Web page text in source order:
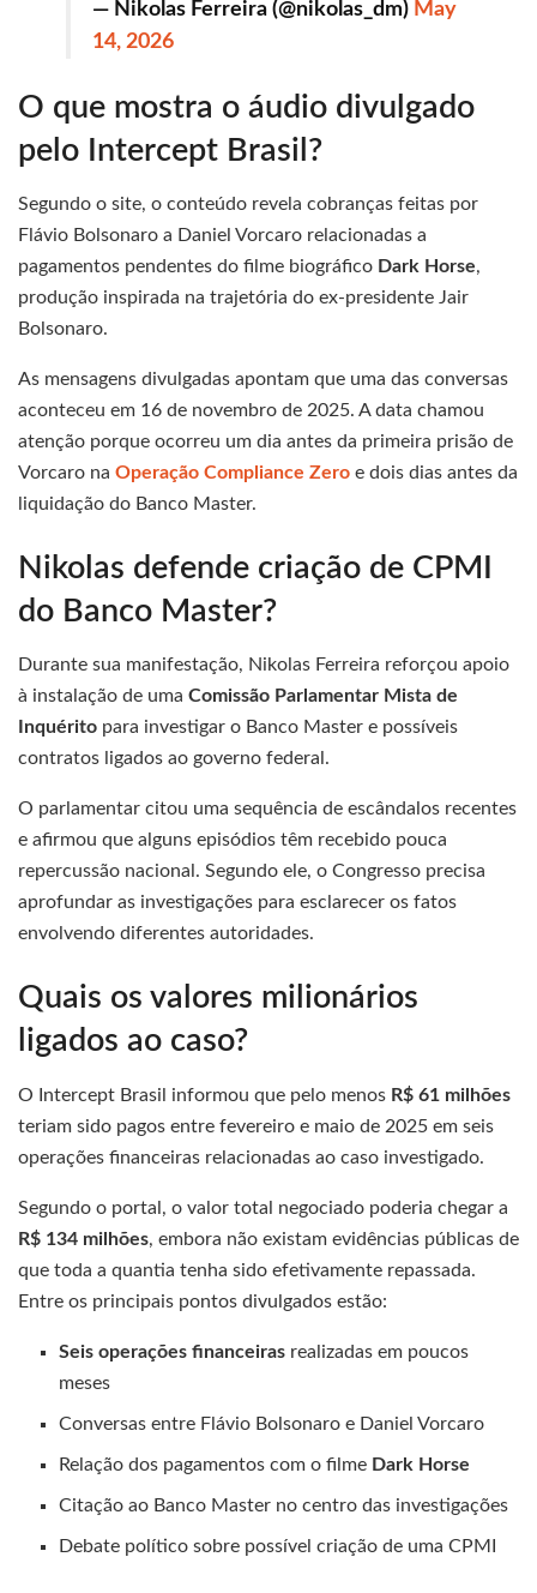
— Nikolas Ferreira (@nikolas_dm) May
14, 2026
O que mostra o áudio divulgado
pelo Intercept Brasil?
Segundo o site, o conteúdo revela cobranças feitas por
Flávio Bolsonaro a Daniel Vorcaro relacionadas a
pagamentos pendentes do filme biográfico Dark Horse,
produção inspirada na trajetória do ex-presidente Jair
Bolsonaro.
As mensagens divulgadas apontam que uma das conversas
aconteceu em 16 de novembro de 2025. A data chamou
atenção porque ocorreu um dia antes da primeira prisão de
Vorcaro na Operação Compliance Zero e dois dias antes da
liquidação do Banco Master.
Nikolas defende criação de CPMI
do Banco Master?
Durante sua manifestação, Nikolas Ferreira reforçou apoio
à instalação de uma Comissão Parlamentar Mista de
Inquérito para investigar o Banco Master e possíveis
contratos ligados ao governo federal.
O parlamentar citou uma sequência de escândalos recentes
e afirmou que alguns episódios têm recebido pouca
repercussão nacional. Segundo ele, o Congresso precisa
aprofundar as investigações para esclarecer os fatos
envolvendo diferentes autoridades.
Quais os valores milionários
ligados ao caso?
O Intercept Brasil informou que pelo menos R$ 61 milhões
teriam sido pagos entre fevereiro e maio de 2025 em seis
operações financeiras relacionadas ao caso investigado.
Segundo o portal, o valor total negociado poderia chegar a
R$ 134 milhões, embora não existam evidências públicas de
que toda a quantia tenha sido efetivamente repassada.
Entre os principais pontos divulgados estão:
Seis operações financeiras realizadas em poucos
meses
Conversas entre Flávio Bolsonaro e Daniel Vorcaro
Relação dos pagamentos com o filme Dark Horse
Citação ao Banco Master no centro das investigações
Debate político sobre possível criação de uma CPMI